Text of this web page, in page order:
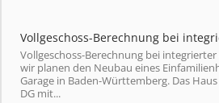
Vollgeschoss-Berechnung bei
Vollgeschoss-Berechnung bei
wir planen den Neubau eines
Garage in Baden-Württemberg. Das
DG mit...